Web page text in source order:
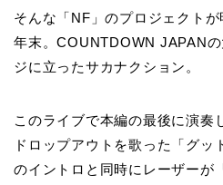
そんな「NF」のプロジェクト
年末。COUNTDOWN JAPAN
ジに立ったサカナクション。
このライブで本編の最後に演奏
ドロップアウトを歌った「グッ
のイントロと同時にレーザーが